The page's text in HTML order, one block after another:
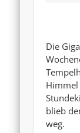
Die
Himmel
blieb
weg.